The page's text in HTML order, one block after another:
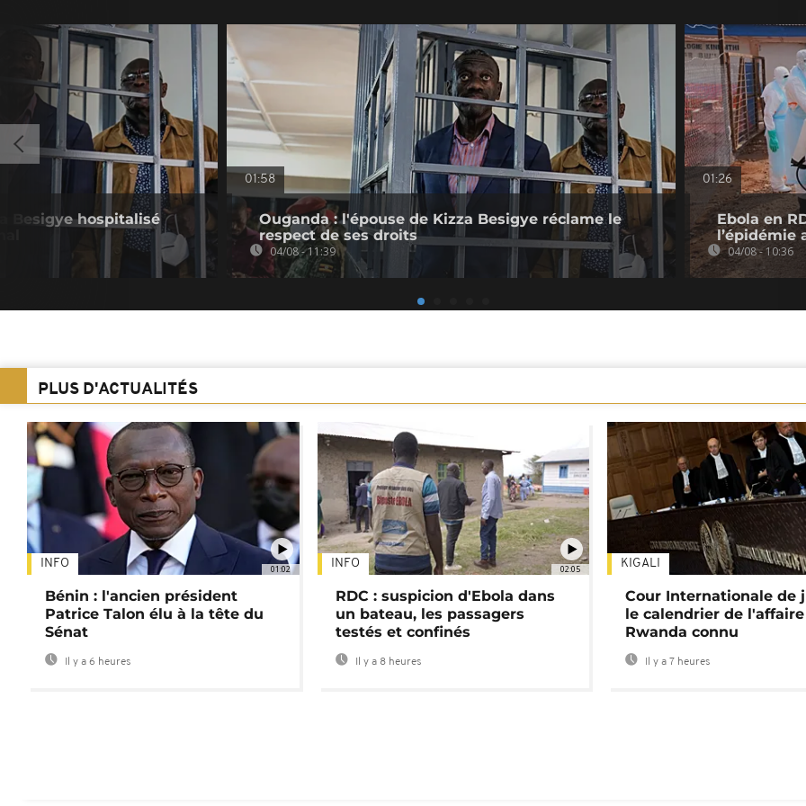
Besigye hospitalisé
01:58
Ouganda : l'épouse de Kizza Besigye réclame le
respect de ses droits
04/08 - 11:39
01:26
Ebola en
l’épidémie
04/08 - 10:36
PLUS D'ACTUALITÉS
01:02
INFO
Bénin : l'ancien président
Patrice Talon élu à la tête du
Sénat
Il y a 6 heures
02:05
INFO
RDC : suspicion d'Ebola dans
un bateau, les passagers
testés et confinés
Il y a 8 heures
KIGALI
Cour Internationale de
le calendrier de l'affaire
Rwanda connu
Il y a 7 heures